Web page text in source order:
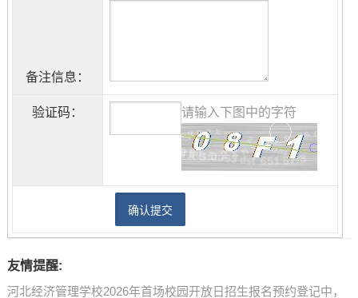
备注信息：
验证码： 请输入下图中的字符
友情提醒:
河北经济管理学校2026年首场校园开放日招生报名预约登记中，